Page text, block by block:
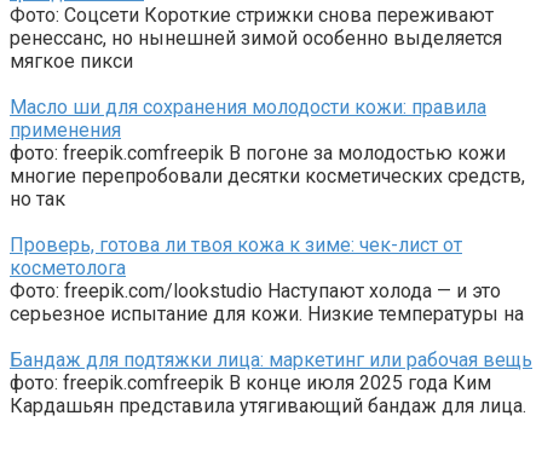
Фото: Соцсети Короткие стрижки снова переживают
ренессанс, но нынешней зимой особенно выделяется
мягкое пикси
Масло ши для сохранения молодости кожи: правила
применения
фото: freepik.comfreepik В погоне за молодостью кожи
многие перепробовали десятки косметических средств,
но так
Проверь, готова ли твоя кожа к зиме: чек-лист от
косметолога
Фото: freepik.com/lookstudio Наступают холода — и это
серьезное испытание для кожи. Низкие температуры на
Бандаж для подтяжки лица: маркетинг или рабочая вещь
фото: freepik.comfreepik В конце июля 2025 года Ким
Кардашьян представила утягивающий бандаж для лица.